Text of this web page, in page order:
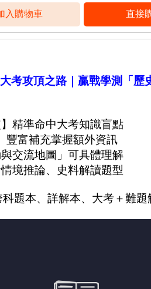
考攻頂之路｜贏戰學測「歷
精準命中大考知識盲點
豐富補充掌握額外資訊
交流地圖」可具體理解
境推論、史料解讀題型
題本、詳解本、大考＋難題